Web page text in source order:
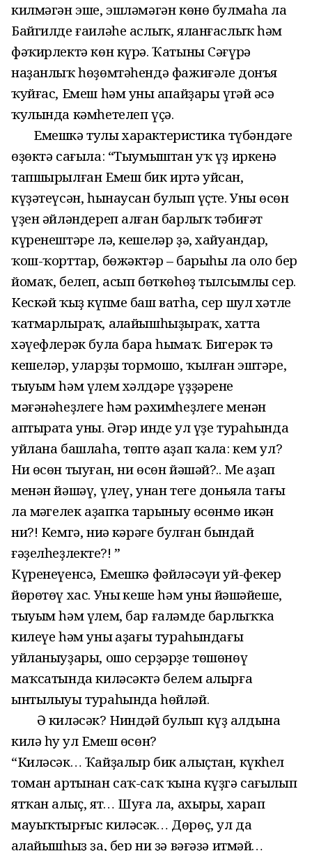
килмәгән эше, эшләмәгән көнө булмаһа ла
Байгилде ғаиләһе аслыҡ, яланғаслыҡ һәм
фәҡирлектә көн күрә. Ҡатыны Сәғүрә
наҙанлыҡ һөҙөмтәһендә фажиғәле донъя
ҡуйғас, Емеш һәм уның апайҙары үгәй әсә
ҡулында кәмһетелеп үҫә.
Емешкә тулы характеристика түбәндәге
өҙөктә сағыла: “Тыумыштан уҡ үҙ иркенә
тапшырылған Емеш бик иртә уйсан,
күҙәтеүсән, һынаусан булып үҫте. Уның өсөн
үҙен әйләндереп алған барлыҡ тәбиғәт
күренештәре лә, кешеләр ҙә, хайуандар,
ҡош-ҡорттар, бөжәктәр – барыһы ла оло бер
йомаҡ, белеп, асып бөткөһөҙ тылсымлы сер.
Кескәй ҡыҙ күпме баш ватһа, сер шул хәтле
ҡатмарлыраҡ, аңлайышһыҙыраҡ, хатта
хәүефлерәк була бара һымаҡ. Бигерәк тә
кешеләр, уларҙың тормошо, ҡылған эштәре,
тыуым һәм үлем хәлдәре үҙҙәренең
мәғәнәһеҙлеге һәм рәхимһеҙлеге менән
аптырата уны. Әгәр инде ул үҙе тураһында
уйлана башлаһа, төптө аҙап ҡала: кем ул?
Ни өсөн тыуған, ни өсөн йәшәй?.. Мең аҙап
менән йәшәү, үлеү, унан теге доньяла тағы
ла мәңгелек аҙапҡа тарыныу өсөнмө икән
ни?! Кемгә, ниңә кәрәге булған бындай
ғәҙелһеҙлектең?! ”
Күренеүенсә, Емешкә фәйләсәүи уй-фекер
йөрөтөү хас. Уның кеше һәм уның йәшәйеше,
тыуым һәм үлем, бар ғаләмдең барлыҡҡа
килеүе һәм уның аҙағы тураһындағы
уйланыуҙары, ошо серҙәрҙе төшөнөү
маҡсатында киләсәктә белем алырға
ынтылыуы тураһында һөйләй.
Ә киләсәк? Ниндәй булып күҙ алдына
килә һуң ул Емеш өсөн?
“Киләсәк… Ҡайҙалыр бик алыҫтан, күкһел
томан артынан саҡ-саҡ ҡына күҙгә сағылып
ятҡан алыҫ, ят… Шуға ла, ахыры, харап
мауыҡтырғыс киләсәк… Дөрөҫ, ул да
аңлайышһыҙ ҙа, бер ни ҙә вәғәҙә итмәй…